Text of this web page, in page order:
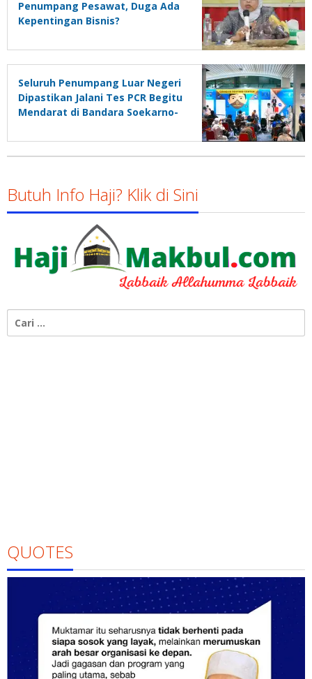
Penumpang Pesawat, Duga Ada
Kepentingan Bisnis?
Seluruh Penumpang Luar Negeri
Dipastikan Jalani Tes PCR Begitu
Mendarat di Bandara Soekarno-
Butuh Info Haji? Klik di Sini
untuk:
QUOTES